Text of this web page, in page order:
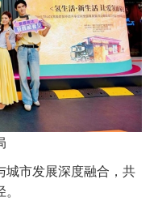
城市发展深度融合，共